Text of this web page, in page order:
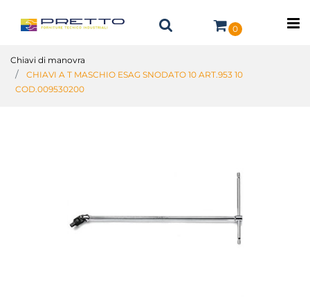
0
Chiavi di manovra
CHIAVI A T MASCHIO ESAG SNODATO 10 ART.953 10
COD.009530200